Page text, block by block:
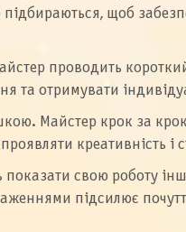
підбираються, щоб
проводить
та отримувати
Майстер крок за
креативність і
свою роботу
підсилює